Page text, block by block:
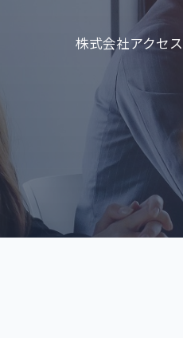
ペー
るホ
届け
SEOコ
ング
あなたの会社
ルWEB部長に
ルバジェットとは？Go
更新と中小企業の対
提携企業
Partner
株式会社アクセ